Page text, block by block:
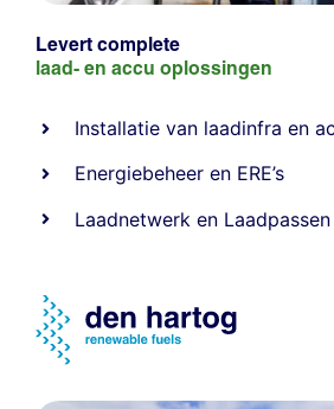
Levert complete
laad- en accu oplossingen
Installatie van laadinfra en
Energiebeheer en ERE’s
Laadnetwerk en Laadpassen